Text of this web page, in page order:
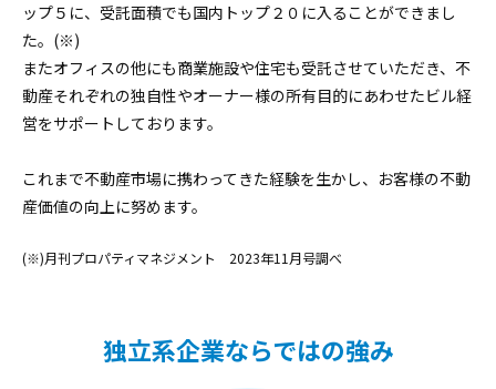
ップ５に、受託面積でも国内トップ２０に入ることができまし
た。(※)
またオフィスの他にも商業施設や住宅も受託させていただき、不
動産それぞれの独自性やオーナー様の所有目的にあわせたビル経
営をサポートしております。
これまで不動産市場に携わってきた経験を生かし、お客様の不動
産価値の向上に努めます。
(※)月刊プロパティマネジメント 2023年11月号調べ
独立系企業ならではの強み